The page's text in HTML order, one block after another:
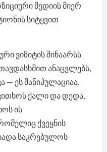
მედიის მიერ
სიტყვით
ვიზიტის შინაარსს
ანაცვლებს,
— ეს მანიპულაციაა.
ქალი და დედა,
ის
ქვეყნის
საკრებულოს